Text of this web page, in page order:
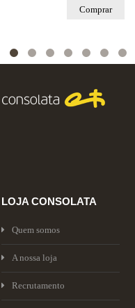
Comprar
LOJA CONSOLATA
Quem somos
A nossa loja
Recrutamento